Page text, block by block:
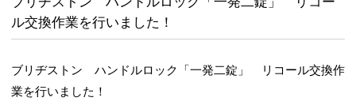
ル交換作業を行いました！
ブリヂストン ハンドルロック「一発二錠」 リコール交換作
業を行いました！